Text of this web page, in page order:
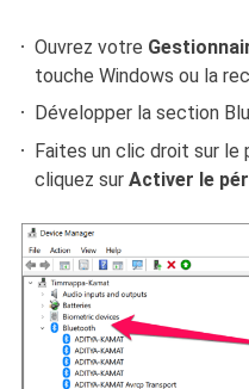
Ouvrez votre
touche Windows ou la
Développer la section
Faites un clic droit sur le
cliquez surActiver le